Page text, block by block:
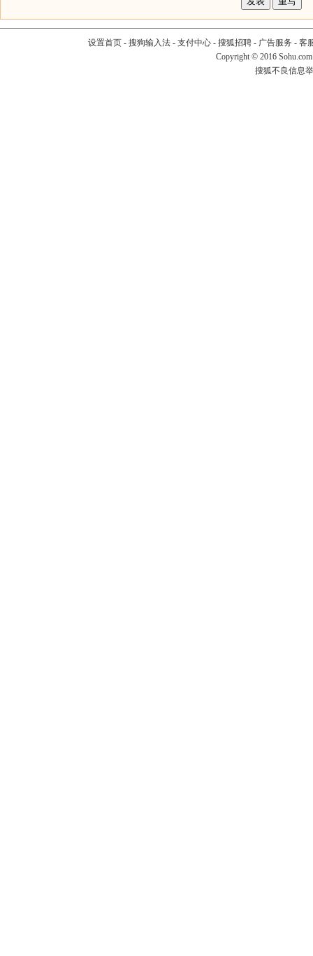
设置首页- 搜狗输入法- 支付中心- 搜狐招聘- 广告服务 - 客
Copyright © 2016
搜狐不良信息